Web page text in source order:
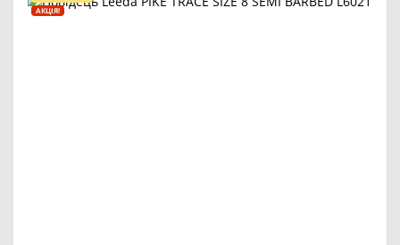
АКЦІЯ!